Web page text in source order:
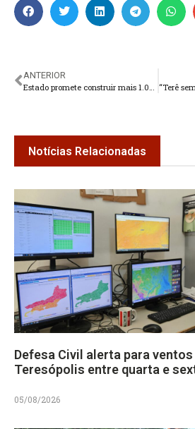
ANTERIOR
Notícias Relacionadas
Defesa Civil alerta para
Teresópolis entre quarta e
05/08/2026